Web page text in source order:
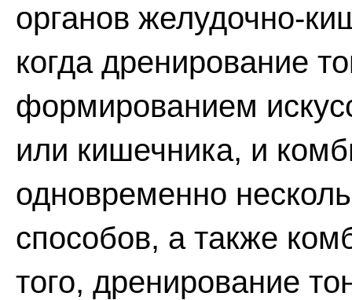
органов желудочно-
когда дренирование
формированием
или кишечника, и
одновременно
способов, а также
того, дренирование